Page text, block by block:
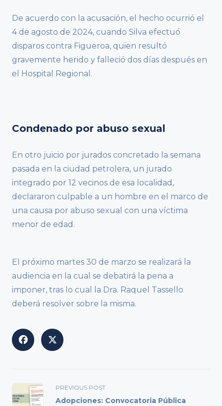
De acuerdo con la acusación, el hecho ocurrió el
4 de agosto de 2024, cuando Silva efectuó
disparos contra Figueroa, quien resultó
gravemente herido y falleció dos días después en
el Hospital Regional.
Condenado por abuso sexual
En otro juicio por jurados concretado la semana
pasada en la ciudad petrolera, un jurado
integrado por 12 vecinos de esa localidad,
declararon culpable a un hombre en el marco de
una causa por abuso sexual con una víctima
menor de edad.
El próximo martes 30 de marzo se realizará la
audiencia en la cual se debatirá la pena a
imponer, tras lo cual la Dra. Raquel Tassello
deberá resolver sobre la misma.
<span
class="nav-
PREVIOUS POST
Adopciones: Convocatoria Pública